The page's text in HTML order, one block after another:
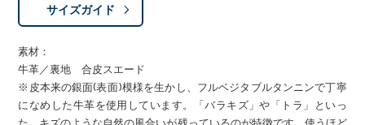
サイズガイド
素材：
牛革／裏地 合皮スエード
※皮本来の銀面(表面)模様を生かし、フルベジタブルタンニンで丁寧
になめした牛革を使用しています。「バラキズ」や「トラ」といっ